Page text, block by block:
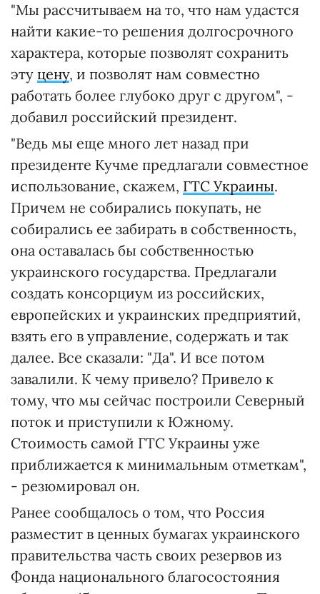
"Мы рассчитываем на то, что нам удастся
найти какие-то решения долгосрочного
характера, которые позволят сохранить
эту цену, и позволят нам совместно
работать более глубоко друг с другом", -
добавил российский президент.
"Ведь мы еще много лет назад при
президенте Кучме предлагали совместное
использование, скажем, ГТС Украины.
Причем не собирались покупать, не
собирались ее забирать в собственность,
она оставалась бы собственностью
украинского государства. Предлагали
создать консорциум из российских,
европейских и украинских предприятий,
взять его в управление, содержать и так
далее. Все сказали: "Да". И все потом
завалили. К чему привело? Привело к
тому, что мы сейчас построили Северный
поток и приступили к Южному.
Стоимость самой ГТС Украины уже
приближается к минимальным отметкам",
- резюмировал он.
Ранее сообщалось о том, что Россия
разместит в ценных бумагах украинского
правительства часть своих резервов из
Фонда национального благосостояния